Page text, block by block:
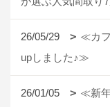
26/05/29
≪カ
upしました♪≫
26/01/05 ≪新